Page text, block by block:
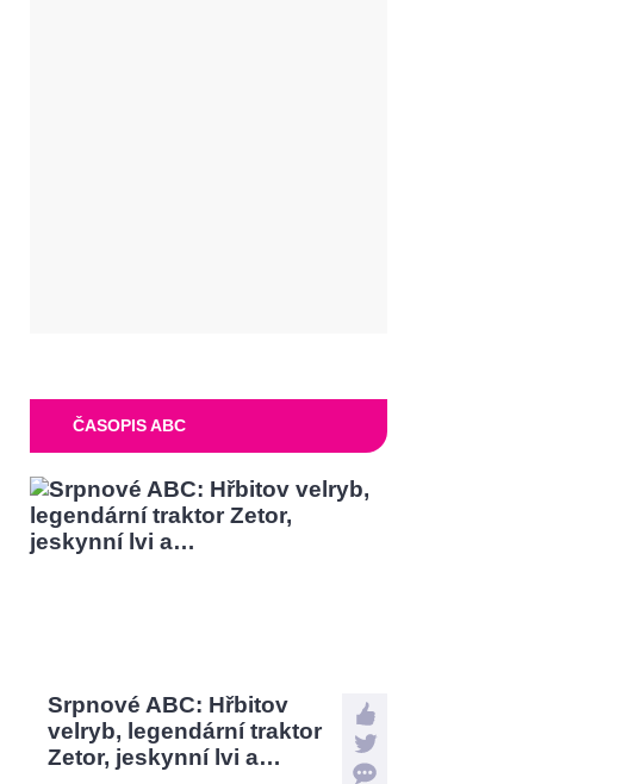
ČASOPIS ABC
Srpnové ABC: Hřbitov
velryb, legendární traktor
Zetor, jeskynní lvi a…